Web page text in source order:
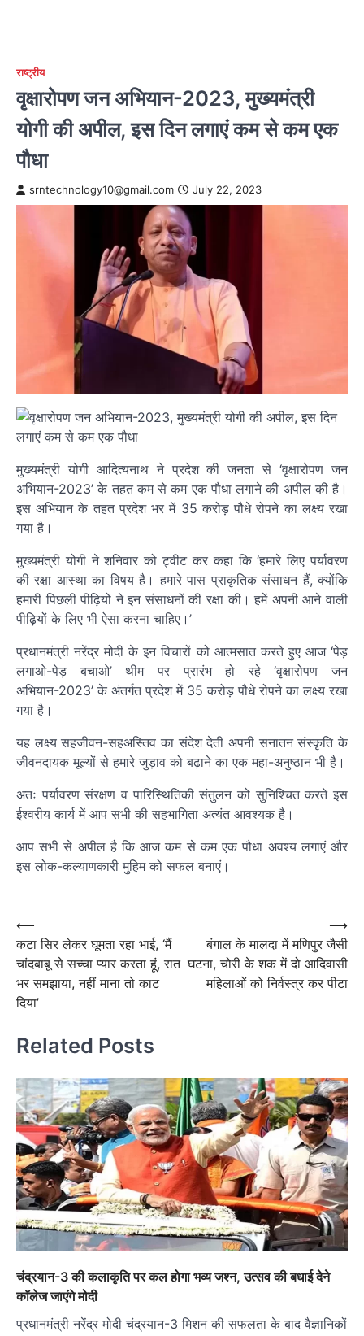
राष्ट्रीय
वृक्षारोपण जन अभियान-2023, मुख्यमंत्री
योगी की अपील, इस दिन लगाएं कम से कम एक
पौधा
srntechnology10@gmail.com July 22, 2023
मुख्यमंत्री योगी आदित्यनाथ ने प्रदेश की जनता से ‘वृक्षारोपण जन
अभियान-2023’ के तहत कम से कम एक पौधा लगाने की अपील की है।
इस अभियान के तहत प्रदेश भर में 35 करोड़ पौधे रोपने का लक्ष्य रखा
गया है।
मुख्यमंत्री योगी ने शनिवार को ट्वीट कर कहा कि ‘हमारे लिए पर्यावरण
की रक्षा आस्था का विषय है। हमारे पास प्राकृतिक संसाधन हैं, क्योंकि
हमारी पिछली पीढ़ियों ने इन संसाधनों की रक्षा की। हमें अपनी आने वाली
पीढ़ियों के लिए भी ऐसा करना चाहिए।’
प्रधानमंत्री नरेंद्र मोदी के इन विचारों को आत्मसात करते हुए आज ‘पेड़
लगाओ-पेड़ बचाओ’ थीम पर प्रारंभ हो रहे ‘वृक्षारोपण जन
अभियान-2023’ के अंतर्गत प्रदेश में 35 करोड़ पौधे रोपने का लक्ष्य रखा
गया है।
यह लक्ष्य सहजीवन-सहअस्तिव का संदेश देती अपनी सनातन संस्कृति के
जीवनदायक मूल्यों से हमारे जुड़ाव को बढ़ाने का एक महा-अनुष्ठान भी है।
अतः पर्यावरण संरक्षण व पारिस्थितिकी संतुलन को सुनिश्चित करते इस
ईश्वरीय कार्य में आप सभी की सहभागिता अत्यंत आवश्यक है।
आप सभी से अपील है कि आज कम से कम एक पौधा अवश्य लगाएं और
इस लोक-कल्याणकारी मुहिम को सफल बनाएं।
navigation
Post
navigation
⟵
कटा सिर लेकर घूमता रहा भाई, ‘मैं
चांदबाबू से सच्चा प्यार करता हूं, रात
भर समझाया, नहीं माना तो काट
दिया’
बंगाल के मालदा में मणिपुर जैसी
घटना, चोरी के शक में दो आदिवासी
महिलाओं को निर्वस्त्र कर पीटा
⟶
Related Posts
चंद्रयान-3 की कलाकृति पर कल होगा भव्य जश्न, उत्सव की बधाई देने
कॉलेज जाएंगे मोदी
प्रधानमंत्री नरेंद्र मोदी चंद्रयान-3 मिशन की सफलता के बाद वैज्ञानिकों